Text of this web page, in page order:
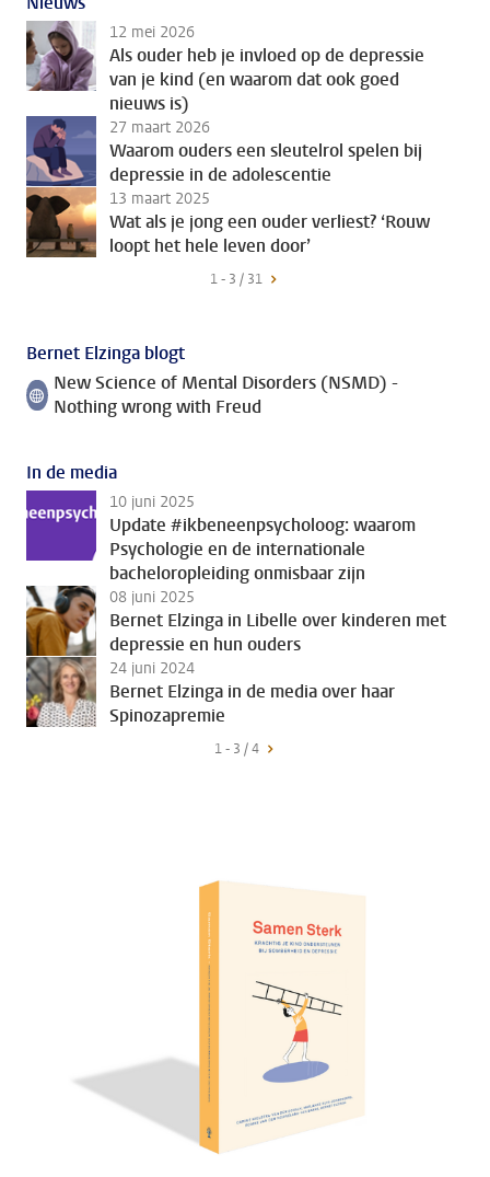
12 mei 2026
Als ouder heb je invloed op de depressie
van je kind (en waarom dat ook goed
nieuws is)
27 maart 2026
Waarom ouders een sleutelrol spelen bij
depressie in de adolescentie
13 maart 2025
Wat als je jong een ouder verliest? ‘Rouw
loopt het hele leven door’
1 - 3 / 31
Bernet Elzinga blogt
Volg ons op
New Science of Mental Disorders (NSMD) -
Nothing wrong with Freud
In de media
10 juni 2025
Update #ikbeneenpsycholoog: waarom
Psychologie en de internationale
bacheloropleiding onmisbaar zijn
08 juni 2025
Bernet Elzinga in Libelle over kinderen met
depressie en hun ouders
24 juni 2024
Bernet Elzinga in de media over haar
Spinozapremie
1 - 3 / 4